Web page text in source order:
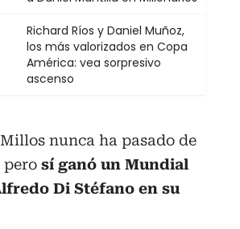
Richard Ríos y Daniel Muñoz,
los más valorizados en Copa
América: vea sorpresivo
ascenso
nunca ha pasado de
pero sí ganó un Mundial
Di Stéfano en su